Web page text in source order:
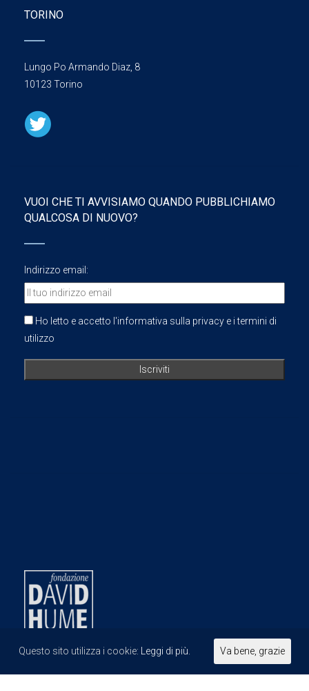
TORINO
Lungo Po Armando Diaz, 8
10123 Torino
VUOI CHE TI AVVISIAMO QUANDO PUBBLICHIAMO
QUALCOSA DI NUOVO?
Indirizzo email:
Ho letto e accetto l'informativa sulla privacy e i termini di
utilizzo
Questo sito utilizza i cookie: Leggi di più. Va bene, grazie